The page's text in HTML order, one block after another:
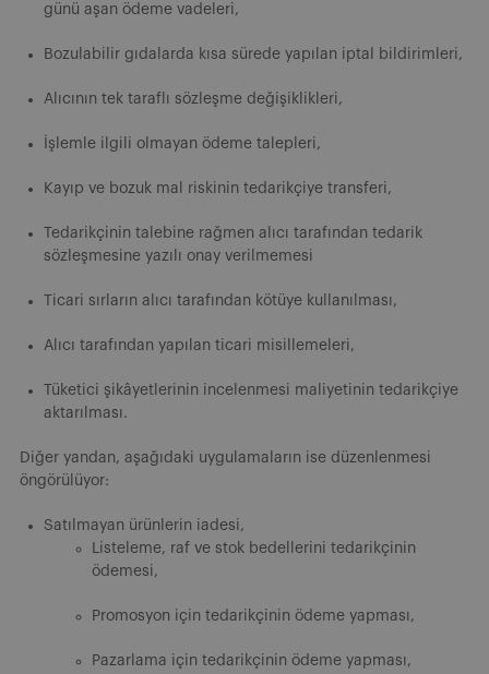
günü aşan ödeme vadeleri,
Bozulabilir gıdalarda kısa sürede yapılan iptal bildirimleri,
Alıcının tek taraflı sözleşme değişiklikleri,
İşlemle ilgili olmayan ödeme talepleri,
Kayıp ve bozuk mal riskinin tedarikçiye transferi,
Tedarikçinin talebine rağmen alıcı tarafından tedarik
sözleşmesine yazılı onay verilmemesi
Ticari sırların alıcı tarafından kötüye kullanılması,
Alıcı tarafından yapılan ticari misillemeleri,
Tüketici şikâyetlerinin incelenmesi maliyetinin tedarikçiye
aktarılması.
Diğer yandan, aşağıdaki uygulamaların ise düzenlenmesi
öngörülüyor:
Satılmayan ürünlerin iadesi,
Listeleme, raf ve stok bedellerini tedarikçinin
ödemesi,
Promosyon için tedarikçinin ödeme yapması,
Pazarlama için tedarikçinin ödeme yapması,